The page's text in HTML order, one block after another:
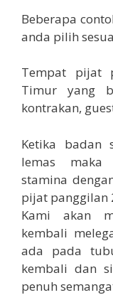
Beberapa
anda pilih
Tempat pijat
Timur yang
kontrakan,
Ketika badan
lemas maka
stamina
pijat panggilan
Kami akan
kembali
ada pada
kembali dan
penuh